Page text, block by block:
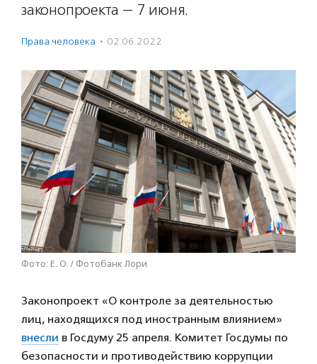
законопроекта — 7 июня.
Права человека · 02.06.2022
Фото: E. O. / Фотобанк Лори
Законопроект «О контроле за деятельностью
лиц, находящихся под иностранным влиянием»
внесли в Госдуму 25 апреля. Комитет Госдумы по
безопасности и противодействию коррупции